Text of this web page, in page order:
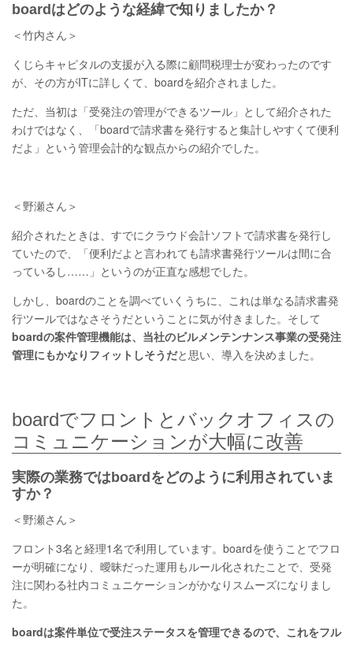
boardはどのような経緯で知りましたか？
＜竹内さん＞
くじらキャピタルの支援が入る際に顧問税理士が変わったのです
が、その方がITに詳しくて、boardを紹介されました。
ただ、当初は「受発注の管理ができるツール」として紹介された
わけではなく、「boardで請求書を発行すると集計しやすくて便利
だよ」という管理会計的な観点からの紹介でした。
＜野瀬さん＞
紹介されたときは、すでにクラウド会計ソフトで請求書を発行し
ていたので、「便利だよと言われても請求書発行ツールは間に合
っているし……」というのが正直な感想でした。
しかし、boardのことを調べていくうちに、これは単なる請求書発
行ツールではなさそうだということに気が付きました。そして
boardの案件管理機能は、当社のビルメンテンナンス事業の受発注
管理にもかなりフィットしそうだと思い、導入を決めました。
boardでフロントとバックオフィスの
コミュニケーションが大幅に改善
実際の業務ではboardをどのように利用されていま
すか？
＜野瀬さん＞
フロント3名と経理1名で利用しています。boardを使うことでフロ
ーが明確になり、曖昧だった運用もルール化されたことで、受発
注に関わる社内コミュニケーションがかなりスムーズになりまし
た。
boardは案件単位で受注ステータスを管理できるので、これをフル